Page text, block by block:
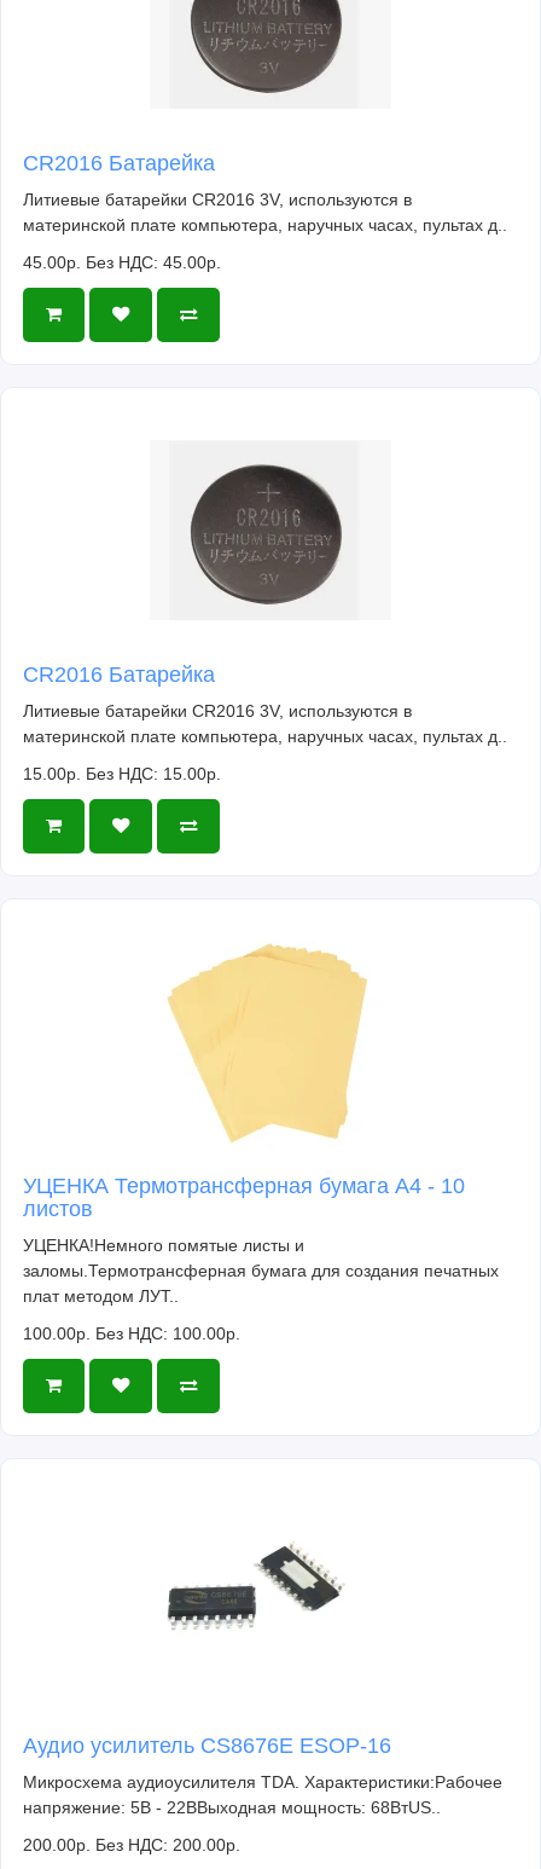
CR2016 Батарейка
Литиевые батарейки CR2016 3V, используются в
материнской плате компьютера, наручных часах, пультах д..
45.00р. Без НДС: 45.00р.
CR2016 Батарейка
Литиевые батарейки CR2016 3V, используются в
материнской плате компьютера, наручных часах, пультах д..
15.00р. Без НДС: 15.00р.
УЦЕНКА Термотрансферная бумага А4 - 10
листов
УЦЕНКА!Немного помятые листы и
заломы.Термотрансферная бумага для создания печатных
плат методом ЛУТ..
100.00р. Без НДС: 100.00р.
Аудио усилитель CS8676E ESOP-16
Микросхема аудиоусилителя TDA. Характеристики:Рабочее
напряжение: 5В - 22ВВыходная мощность: 68ВтUS..
200.00р. Без НДС: 200.00р.